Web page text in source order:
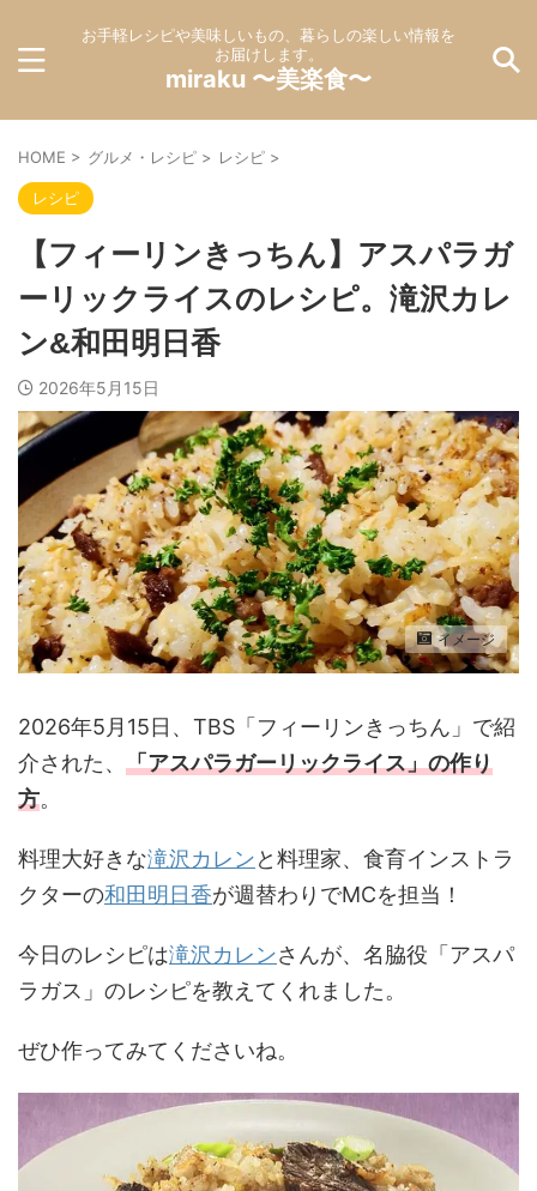
お手軽レシピや美味しいもの、暮らしの楽しい情報を
お届けします。
miraku 〜美楽食〜
HOME > グルメ・レシピ > レシピ >
レシピ
【フィーリンきっちん】アスパラガ
ーリックライスのレシピ。滝沢カレ
ン&和田明日香
2026年5月15日
イメージ
2026年5月15日、TBS「フィーリンきっちん」で紹
介された、 「アスパラガーリックライス」の作り
方。
料理大好きな滝沢カレンと料理家、食育インストラ
クターの和田明日香が週替わりでMCを担当！
今日のレシピは滝沢カレンさんが、名脇役「アスパ
ラガス」のレシピを教えてくれました。
ぜひ作ってみてくださいね。